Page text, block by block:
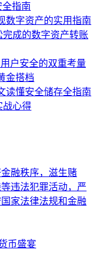
全指南
数字资产的实用指南
完成的数字资产转账
户安全的双重考量
金搭档
读懂安全储存全指南
战心得
融秩序，滋生赌
违法犯罪活动，严
家法律法规和金融
币盛宴